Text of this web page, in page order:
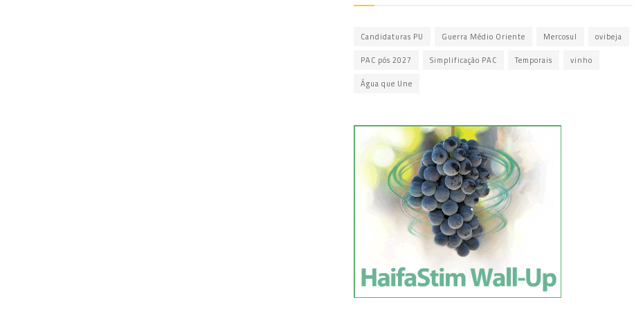
Candidaturas PU Guerra Médio Oriente Mercosul ovibeja
PAC pós 2027 Simplificação PAC Temporais vinho
Água que Une